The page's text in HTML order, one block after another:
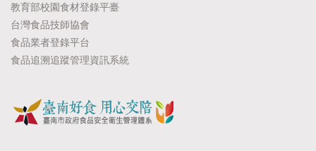
教育部校園食材登錄平臺
台灣食品技師協會
食品業者登錄平台
食品追溯追蹤管理資訊系統